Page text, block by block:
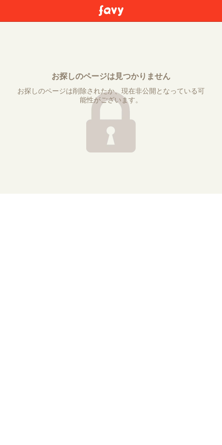
お探しのページは見つかりません
お探しのページは削除されたか、現在非公開となっている可
能性がございます。